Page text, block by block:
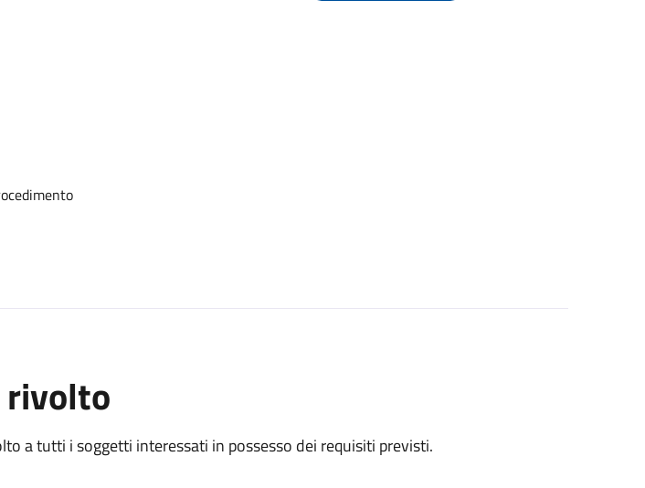
rivolto
a tutti i soggetti interessati in possesso dei requisiti previsti.